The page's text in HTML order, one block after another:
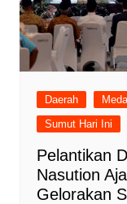
Daerah
Sumut Hari Ini
Pelantikan
Nasution
Gelorakan